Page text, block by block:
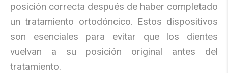
posición correcta después de haber completado
un tratamiento ortodóncico. Estos dispositivos
son esenciales para evitar que los dientes
vuelvan a su posición original antes del
tratamiento.